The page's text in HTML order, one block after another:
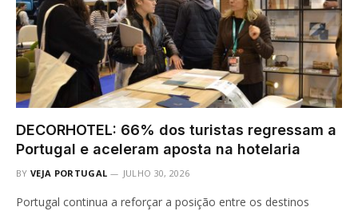
DECORHOTEL: 66% dos turistas regressam a
Portugal e aceleram aposta na hotelaria
BY VEJA PORTUGAL JULHO 30, 2026
Portugal continua a reforçar a posição entre os destinos